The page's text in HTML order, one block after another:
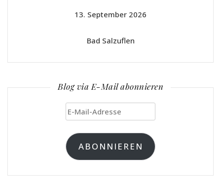
13. September 2026
Bad Salzuflen
Blog via E-Mail abonnieren
E-
Mail-
Adresse
ABONNIEREN